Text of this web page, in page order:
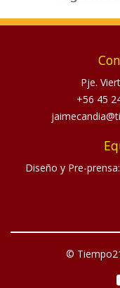
Pje.
+56 45
Diseño y Pre-
©